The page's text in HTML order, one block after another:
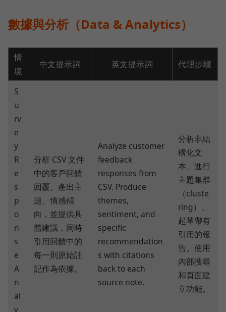
數據與分析（Data & Analytics）
情
境
中文提示詞 英文提示詞 代理步驟
S
u
rv
e
y
R
e
s
p
o
n
s
e
A
n
al
y
分析 CSV 文件
中的客戶回饋
回覆。產出主
題、情感傾
向，並提供具
體建議，同時
引用回饋中的
每一則原始註
記作為依據。
Analyze customer
feedback
responses from
CSV. Produce
themes,
sentiment, and
specific
recommendation
s with citations
back to each
source note.
分析非結
構化文
本、進行
主題集群
（cluste
ring）、
起草帶有
引用的報
告。使用
內部搜尋
和頁面建
立功能。